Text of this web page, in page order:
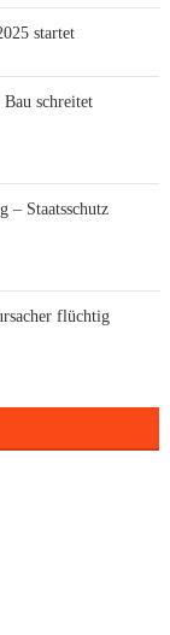
startet
schreitet
– Staatsschutz
flüchtig